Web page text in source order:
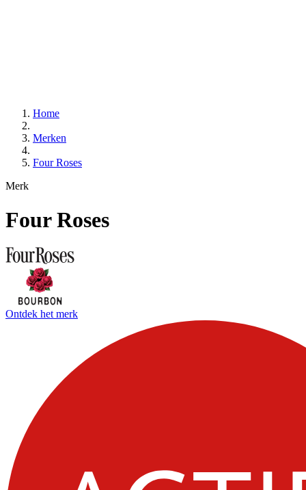
Home
Merken
Four Roses
Merk
Four Roses
Ontdek het merk